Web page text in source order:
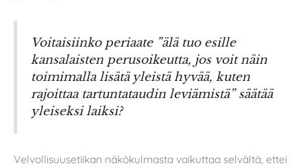
Voitaisiinko periaate ”älä tuo esille
kansalaisten perusoikeutta, jos voit näin
toimimalla lisätä yleistä hyvää, kuten
rajoittaa tartuntataudin leviämistä” säätää
yleiseksi laiksi?
Velvollisuusetiikan näkökulmasta vaikuttaa selvältä, ettei